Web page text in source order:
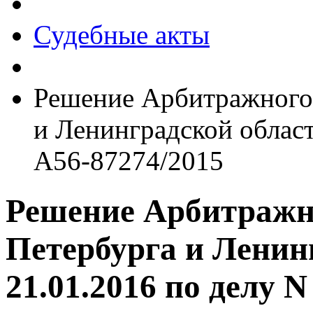
Судебные акты
Решение
и Ленинградской
А56-87274/2015
Решение
Петербурга и
21.01.2016 по делу